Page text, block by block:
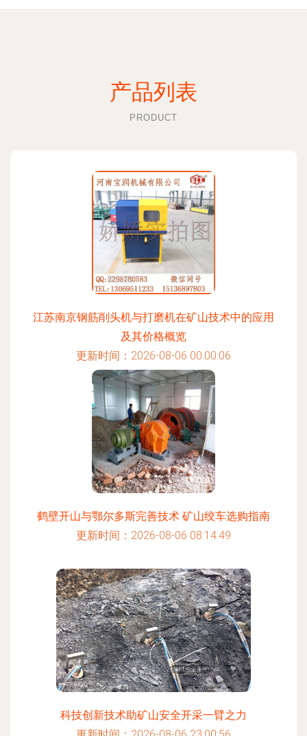
产品列表
PRODUCT
江苏南京钢筋削头机与打磨机在矿山技术中的应用
及其价格概览
更新时间：2026-08-06 00:00:06
鹤壁开山与鄂尔多斯完善技术 矿山绞车选购指南
更新时间：2026-08-06 08:14:49
科技创新技术助矿山安全开采一臂之力